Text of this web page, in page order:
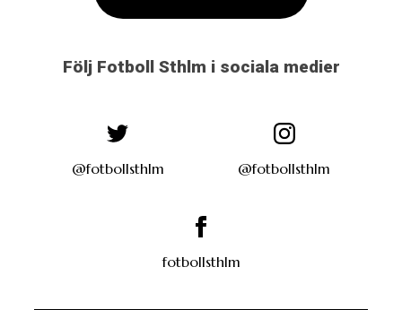
Följ Fotboll Sthlm i sociala medier
@fotbollsthlm @fotbollsthlm
fotbollsthlm